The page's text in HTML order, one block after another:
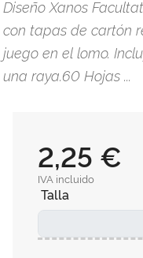
Diseño Xanos
con tapas de cartón
juego en el lomo.
una raya.60 Hojas ...
2,25 €
IVA incluido
Talla